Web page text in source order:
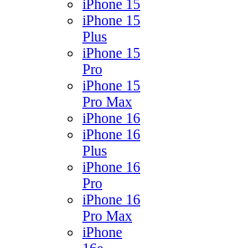
iPhone 15
iPhone 15
Plus
iPhone 15
Pro
iPhone 15
Pro Max
iPhone 16
iPhone 16
Plus
iPhone 16
Pro
iPhone 16
Pro Max
iPhone